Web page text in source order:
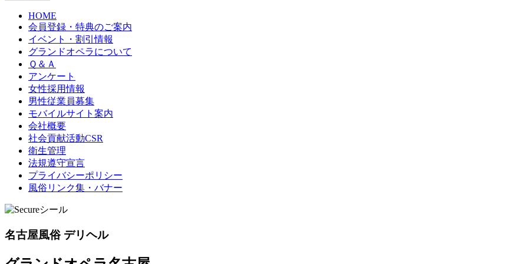
HOME
会員登録・特典のご案内
イベント・割引情報
グランドオペラについて
Ｑ＆Ａ
アンケート
女性採用情報
男性従業員募集
モバイルサイト案内
会社概要
社会貢献活動CSR
衛生管理
法規遵守宣言
プライバシーポリシー
風俗リンク集・バナー
名古屋風俗 デリヘル